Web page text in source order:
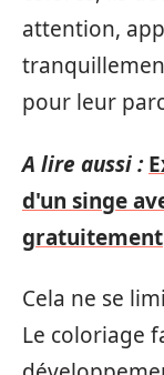
attention,
pour leur
A lire aussi :
d'un singe
gratuitement
Cela ne se
Le coloriage